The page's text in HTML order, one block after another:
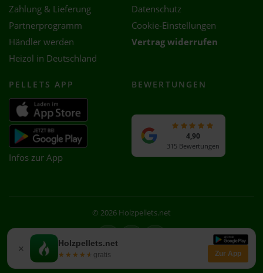
× Holzpellets.net
★★★★★
★★★★★ gratis Zur App
Zahlung & Lieferung
Partnerprogramm
Händler werden
Heizöl in Deutschland
Datenschutz
Cookie-Einstellungen
Vertrag widerrufen
PELLETS APP
Infos zur App
BEWERTUNGEN
4,90
315 Bewertungen
© 2026 Holzpellets.net
Facebook